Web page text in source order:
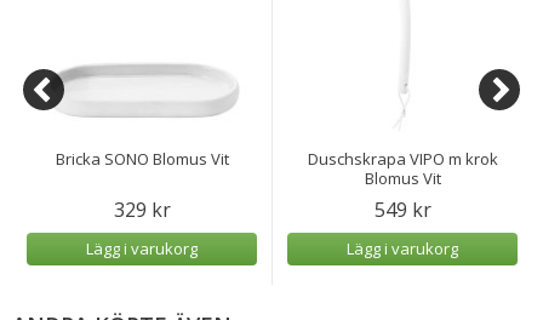
Bricka SONO Blomus Vit
329 kr
Lägg i varukorg
Duschskrapa VIPO m krok
Blomus Vit
549 kr
Lägg i varukorg